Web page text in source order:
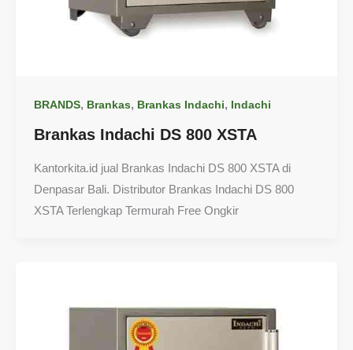
BRANDS, Brankas, Brankas Indachi, Indachi
Brankas Indachi DS 800 XSTA
Kantorkita.id jual Brankas Indachi DS 800 XSTA di
Denpasar Bali. Distributor Brankas Indachi DS 800
XSTA Terlengkap Termurah Free Ongkir